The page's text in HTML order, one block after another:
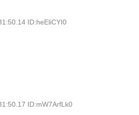
ID:heEliCYI0
ID:mW7ArfLk0